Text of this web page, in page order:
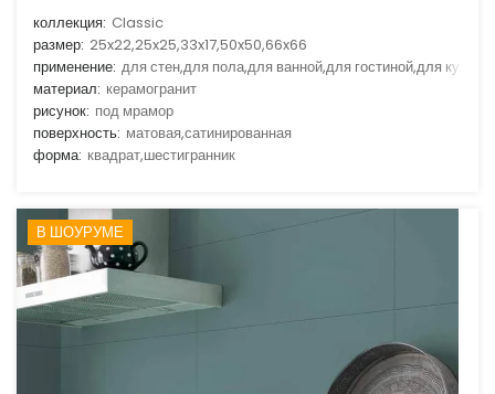
коллекция: Classic
размер: 25x22,25x25,33x17,50x50,66x66
применение: для стен,для пола,для ванной,для гостиной,для кухни
материал: керамогранит
рисунок: под мрамор
поверхность: матовая,сатинированная
форма: квадрат,шестигранник
В ШОУРУМЕ